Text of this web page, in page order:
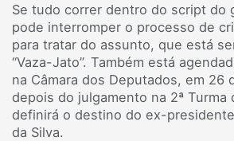
Se tudo correr dentro do script do
pode interromper o processo de
para tratar do assunto, que está
“Vaza-Jato”. Também está
na Câmara dos Deputados, em 26
depois do julgamento na 2ª Turma
definirá o destino do ex-
da Silva.